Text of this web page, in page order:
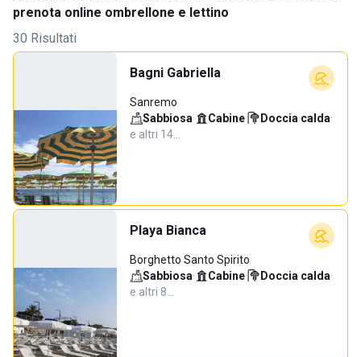
prenota online ombrellone e lettino
30 Risultati
Bagni Gabriella
Sanremo
Sabbiosa· Cabine· Doccia calda·
e altri 14…
Playa Bianca
Borghetto Santo Spirito
Sabbiosa· Cabine· Doccia calda·
e altri 8…